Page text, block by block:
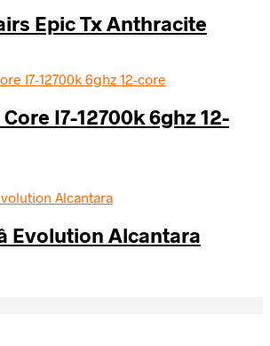
Epic Tx Anthracite
I7-12700k 6ghz 12-
Evolution Alcantara